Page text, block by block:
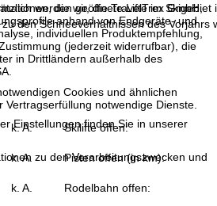
die wir, die TravelTrex GmbH,
anhand von Endgeräte- und
individuellen Produktempfehlung,
(jederzeit widerrufbar), die
in Drittländern außerhalb des
Cookies und ähnlichen
notwendige Dienste.
Einstellungen finden Sie in unserer
zu den Verarbeitungszwecken und
werden geöffnete Lifte im
den Schneeverhältnissen des
k. A. Skilifte offen:
k. A. Pisten offen (in km):
k. A. Rodelbahn offen: